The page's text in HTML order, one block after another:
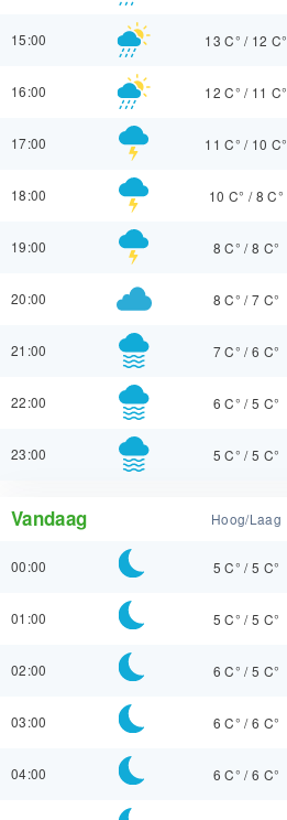
15:00 13 C° / 12 C°
16:00 12 C° / 11 C°
17:00 11 C° / 10 C°
18:00 10 C° / 8 C°
19:00 8 C° /8 C°
20:00 8 C° /7 C°
21:00 7 C° /6 C°
22:00 6 C° /5 C°
23:00 5 C° /5 C°
Vandaag Hoog/Laag
00:00 5 C° /5 C°
01:00 5 C° /5 C°
02:00 6 C° /5 C°
03:00 6 C° /6 C°
04:00 6 C° /6 C°